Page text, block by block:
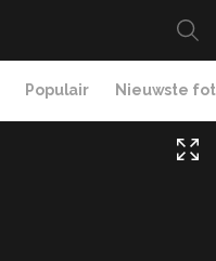
Populair Nieuwste